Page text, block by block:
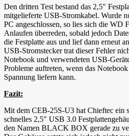
Den dritten Test bestand das 2,5″
mitgelieferte USB-Stromkabel. Wurde
PC angeschlossen, so lies sich die WD
Anlaufen überreden, sobald jedoch
die Festplatte aus und lief dann erneut
USB-Stromstecker trat dieser Fehler
Notebook und verwendeten USB-
Probleme auftreten, wenn das
Spannung liefern kann.
Fazit:
Mit dem CEB-25S-U3 hat Chieftec ein
schnelles 2,5″ USB 3.0
den Namen BLACK BOX gerade zu